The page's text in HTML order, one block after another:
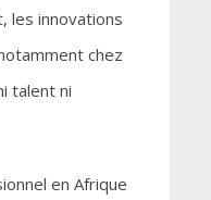
les innovations
chez
talent ni
en Afrique